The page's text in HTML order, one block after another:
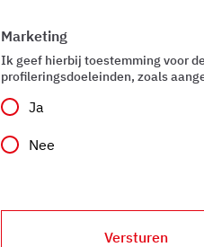
Marketing
Ik geef hierbij toestemming voor
profileringsdoeleinden, zoals
Ja
Nee
Versturen